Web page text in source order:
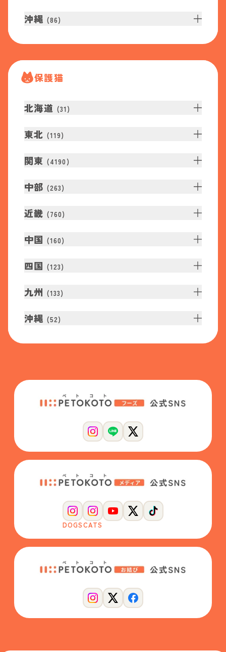
沖縄 (86)
保護猫
北海道 (31 )
東北 (119)
関東 (4190 )
中部 (263)
近畿 (760)
中国 (160)
四国 (123)
九州 (133)
沖縄 (52)
DOGSCATS